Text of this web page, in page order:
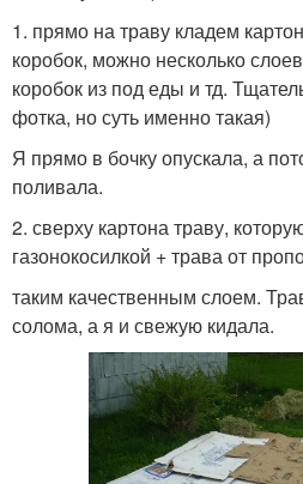
1. прямо на траву кладем
коробок, можно несколько
коробок из под еды и тд.
фотка, но суть именно такая)
Я прямо в бочку опускала, а
поливала.
2. сверху картона траву,
газонокосилкой + трава от
таким качественным слоем.
солома, а я и свежую кидала.